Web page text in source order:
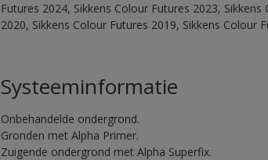
Futures 2024, Sikkens Colour Futures 2023,
2020, Sikkens Colour Futures 2019, Sikkens Colour
Systeeminformatie
Onbehandelde ondergrond.
Gronden met Alpha Primer.
Zuigende ondergrond met Alpha Superfix.